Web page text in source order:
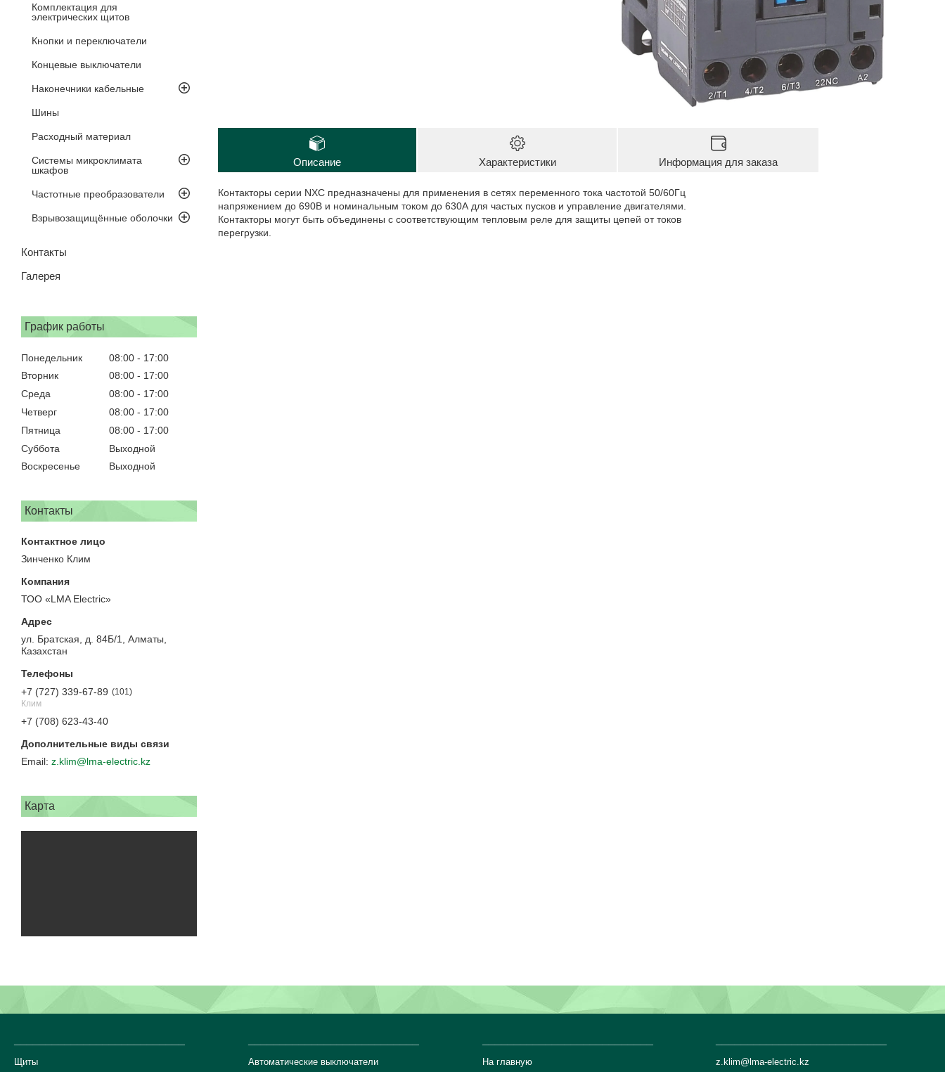
Комплектация для
электрических щитов
Кнопки и переключатели
Концевые выключатели
Наконечники кабельные
Шины
Расходный материал
Системы микроклимата
шкафов
Частотные преобразователи
Взрывозащищённые оболочки
Контакты
Галерея
График работы
Понедельник 08:00
17:00
Вторник
08:00
17:00
Среда
08:00
17:00
Четверг
08:00
17:00
Пятница
08:00
17:00
Суббота
Выходной
Воскресенье
Выходной
Контакты
Зинченко Клим
ТОО «LMA Electric»
ул. Братская, д. 84Б/1, Алматы,
Казахстан
+7 (727) 339-67-89
101
Клим
+7 (708) 623-43-40
z.klim@lma-electric.kz
Карта
Описание Характеристики Информация для заказа
Контакторы серии NXC предназначены для применения в сетях переменного тока частотой 50/60Гц
напряжением до 690В и номинальным током до 630А для частых пусков и управление двигателями.
Контакторы могут быть объединены с соответствующим тепловым реле для защиты цепей от токов
перегрузки.
Щиты
Автоматические выключатели
На главную
z.klim@lma-electric.kz